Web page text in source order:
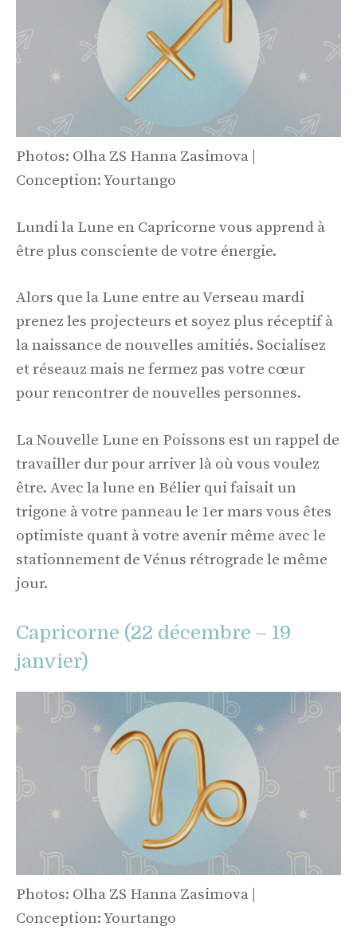
Photos: Olha ZS Hanna Zasimova |
Conception: Yourtango
Lundi la Lune en Capricorne vous apprend à
être plus consciente de votre énergie.
Alors que la Lune entre au Verseau mardi
prenez les projecteurs et soyez plus réceptif à
la naissance de nouvelles amitiés. Socialisez
et réseauz mais ne fermez pas votre cœur
pour rencontrer de nouvelles personnes.
La Nouvelle Lune en Poissons est un rappel de
travailler dur pour arriver là où vous voulez
être. Avec la lune en Bélier qui faisait un
trigone à votre panneau le 1er mars vous êtes
optimiste quant à votre avenir même avec le
stationnement de Vénus rétrograde le même
jour.
Capricorne (22 décembre – 19
janvier)
Photos: Olha ZS Hanna Zasimova |
Conception: Yourtango